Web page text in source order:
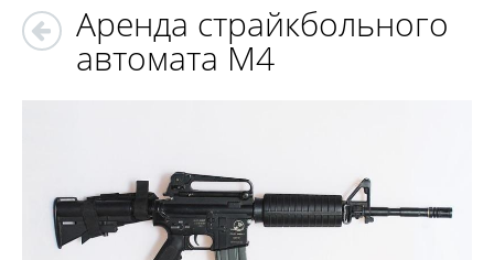
Аренда страйкбольного
автомата М4